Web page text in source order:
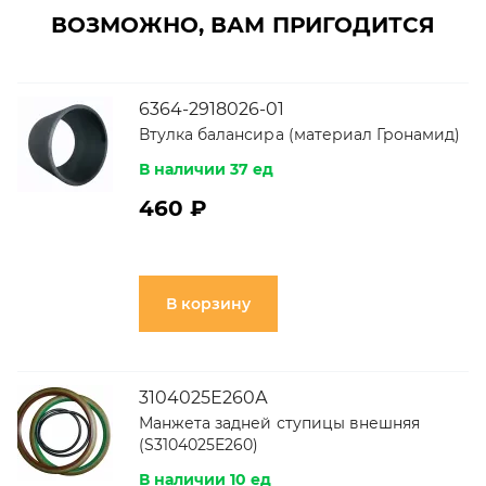
ВОЗМОЖНО, ВАМ ПРИГОДИТСЯ
6364-2918026-01
Втулка балансира (материал Гронамид)
В наличии 37 ед
460 ₽
В корзину
3104025Е260А
Манжета задней ступицы внешняя
(S3104025Е260)
В наличии 10 ед